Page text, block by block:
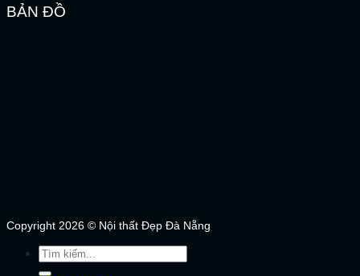
BẢN ĐỒ
Copyright 2026 © Nội thất Đẹp Đà Nẵng
Tìm
kiếm: